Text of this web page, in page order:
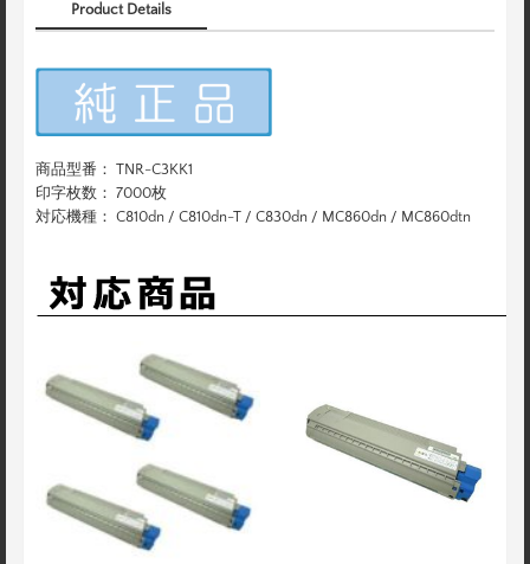
Product Details
商品型番： TNR-C3KK1
印字枚数： 7000枚
対応機種： C810dn / C810dn-T / C830dn / MC860dn / MC860dtn